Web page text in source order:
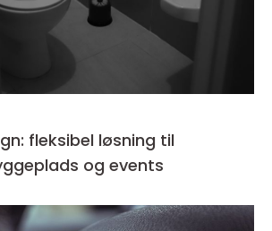
fleksibel løsning til
og events